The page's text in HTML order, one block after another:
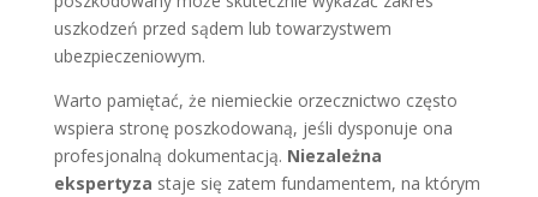
uszkodzeń przed sądem lub towarzystwem
ubezpieczeniowym.
Warto pamiętać, że niemieckie orzecznictwo często
wspiera stronę poszkodowaną, jeśli dysponuje ona
profesjonalną dokumentacją. Niezależna
ekspertyza staje się zatem fundamentem, na którym